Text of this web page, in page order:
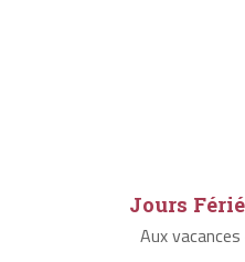
Jours
Aux